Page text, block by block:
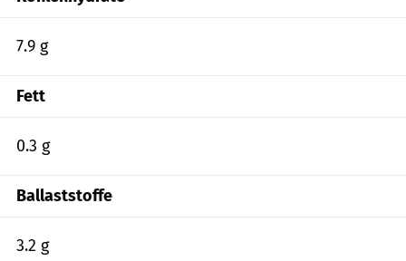
7.9 g
Fett
0.3 g
Ballaststoffe
3.2 g